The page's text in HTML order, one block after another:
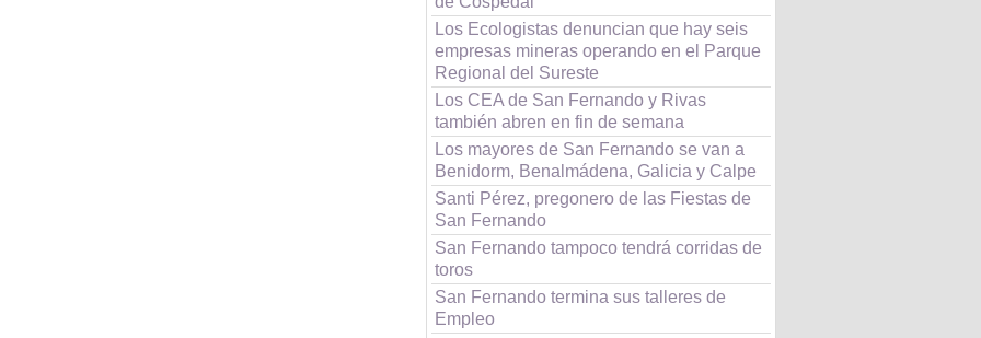
Los Ecologistas denuncian que hay seis
empresas mineras operando en el Parque
Regional del Sureste
Los CEA de San Fernando y Rivas
también abren en fin de semana
Los mayores de San Fernando se van a
Benidorm, Benalmádena, Galicia y Calpe
Santi Pérez, pregonero de las Fiestas de
San Fernando
San Fernando tampoco tendrá corridas de
toros
San Fernando termina sus talleres de
Empleo